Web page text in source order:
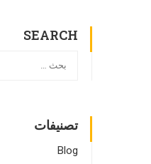
SEARCH
تصنيفات
Blog